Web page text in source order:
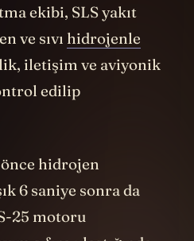
aracına
ekibi, SLS yakıt
ve sıvıhidrojenle
iletişim ve aviyonik
edilip
önce hidrojen
6 saniye sonra da